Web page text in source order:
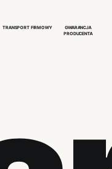
TRANSPORT FIRMOWY
GWARANCJA
PRODUCENTA